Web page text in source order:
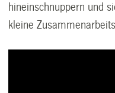
hineinschnuppern und
kleine